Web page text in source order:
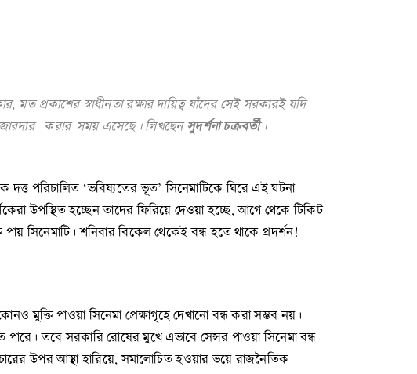
, মত প্রকাশের স্বাধীনতা রক্ষার দায়িত্ব যাঁদের সেই সরকারই যদি
করার সময় এসেছে। লিখছেন সুদর্শনা চক্রবর্তী।
দত্ত পরিচালিত ‘ভবিষ্যতের ভূত’ সিনেমাটিকে ঘিরে এই ঘটনা
উপস্থিত হচ্ছেন তাদের ফিরিয়ে দেওয়া হচ্ছে, আগে থেকে টিকিট
সিনেমাটি। শনিবার বিকেল থেকেই বন্ধ হতে থাকে প্রদর্শন!
মুক্তি পাওয়া সিনেমা প্রেক্ষাগৃহে দেখানো বন্ধ করা সম্ভব নয়।
তবে সরকারি রোষের মুখে এভাবে সেন্সর পাওয়া সিনেমা বন্ধ
উপর আস্থা হারিয়ে, সমালোচিত হওয়ার ভয়ে রাজনৈতিক